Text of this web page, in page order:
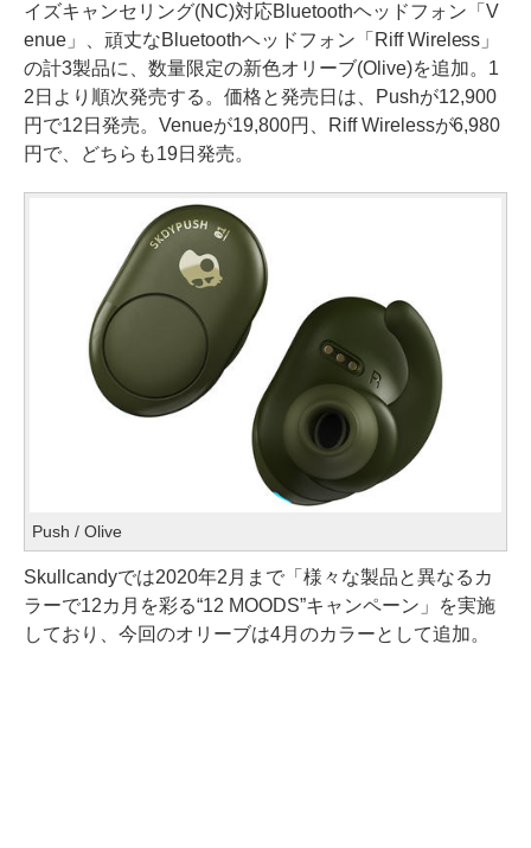
イズキャンセリング(NC)対応Bluetoothヘッドフォン「V
enue」、頑丈なBluetoothヘッドフォン「Riff Wireless」
の計3製品に、数量限定の新色オリーブ(Olive)を追加。1
2日より順次発売する。価格と発売日は、Pushが12,900
円で12日発売。Venueが19,800円、Riff Wirelessが6,980
円で、どちらも19日発売。
Push / Olive
Skullcandyでは2020年2月まで「様々な製品と異なるカ
ラーで12カ月を彩る“12 MOODS”キャンペーン」を実施
しており、今回のオリーブは4月のカラーとして追加。